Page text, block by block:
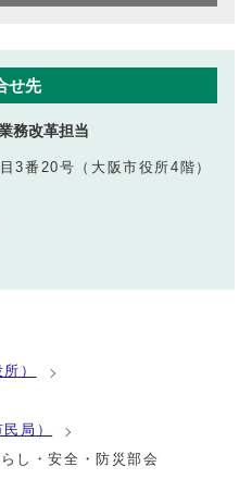
せ先
務改革担当
3番20号（大阪市役所4階）
）
局）
し・安全・防災部会